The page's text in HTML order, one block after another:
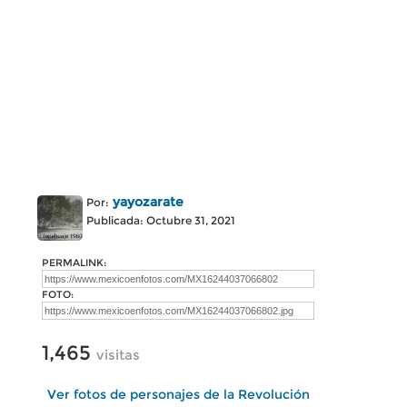
Por: yayozarate
Publicada: Octubre 31, 2021
PERMALINK:
FOTO:
1,465 visitas
Ver fotos de personajes de la Revolución